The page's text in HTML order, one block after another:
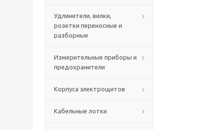
Удлинители, вилки,
розетки переносные и
разборные
Измерительные приборы и
предохранители
Корпуса электрощитов
Кабельные лотки